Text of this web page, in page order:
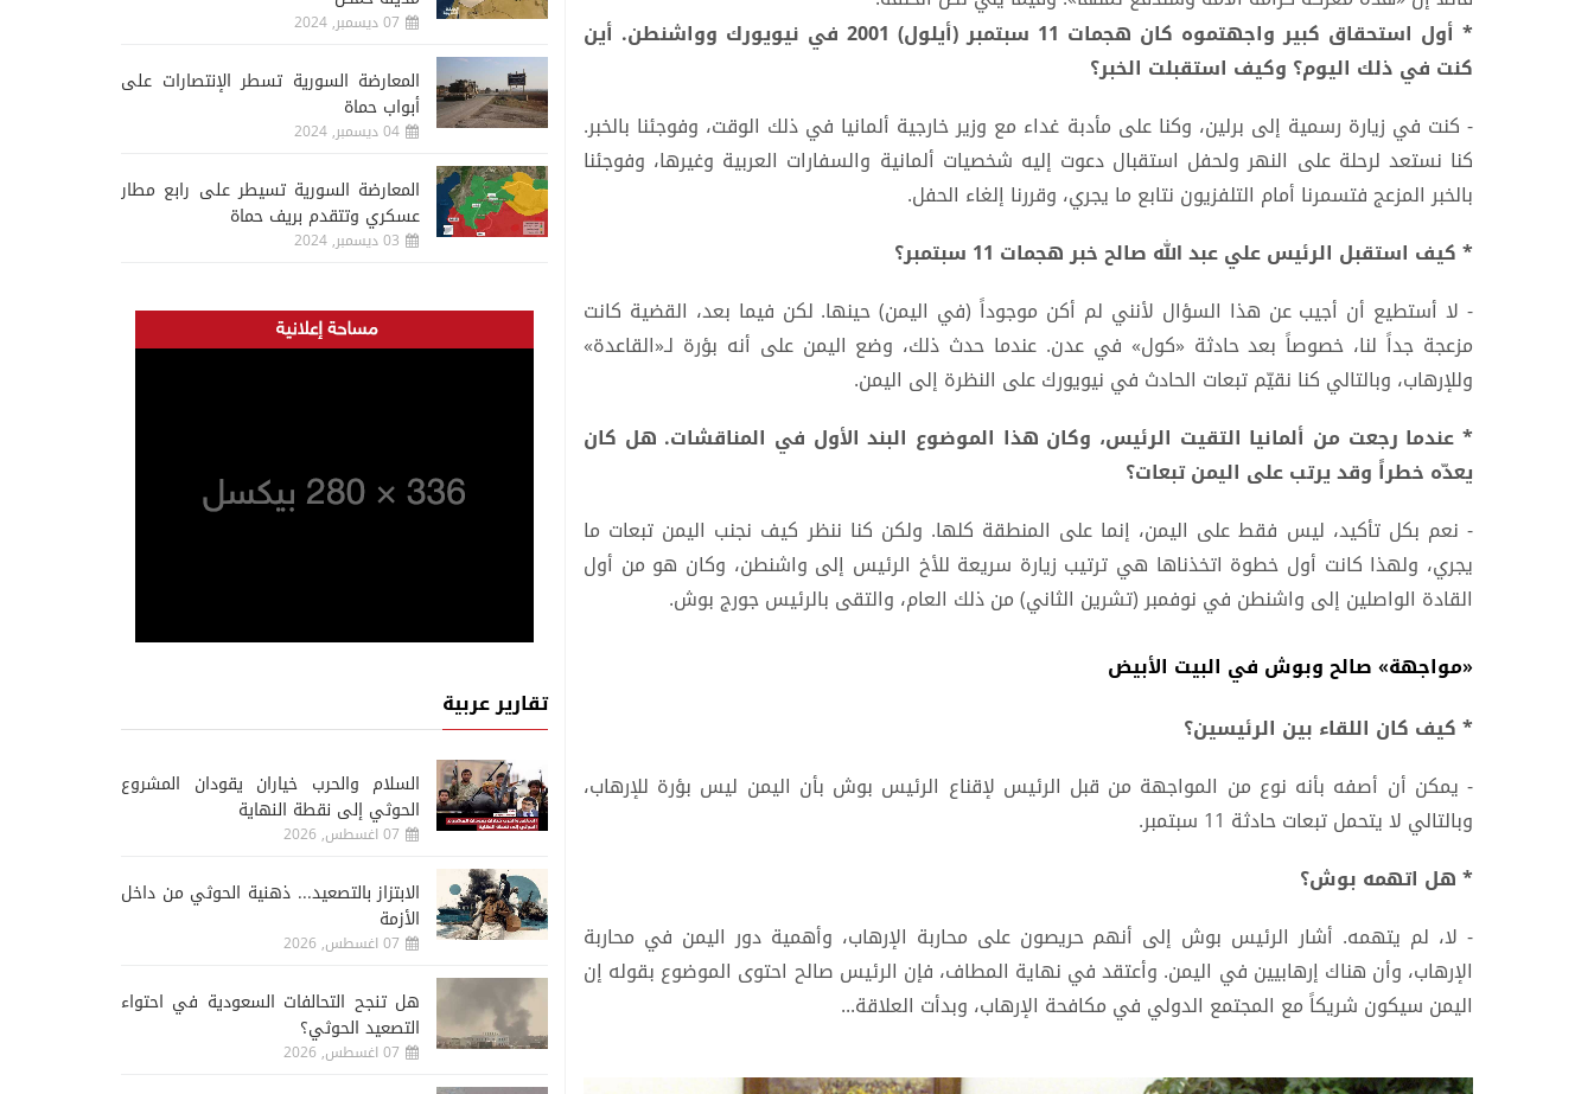
* أول استحقاق كبير واجهتموه كان هجمات 11 سبتمبر (أيلول) 2001 في نيويورك وواشنطن. أين
كنت في ذلك اليوم؟ وكيف استقبلت الخبر؟
- كنت في زيارة رسمية إلى برلين، وكنا على مأدبة غداء مع وزير خارجية ألمانيا في ذلك الوقت، وفوجئنا بالخبر.
كنا نستعد لرحلة على النهر ولحفل استقبال دعوت إليه شخصيات ألمانية والسفارات العربية وغيرها، وفوجئنا
بالخبر المزعج فتسمرنا أمام التلفزيون نتابع ما يجري، وقررنا إلغاء الحفل.
* كيف استقبل الرئيس علي عبد الله صالح خبر هجمات 11 سبتمبر؟
- لا أستطيع أن أجيب عن هذا السؤال لأنني لم أكن موجوداً (في اليمن) حينها. لكن فيما بعد، القضية كانت
مزعجة جداً لنا، خصوصاً بعد حادثة «كول» في عدن. عندما حدث ذلك، وضع اليمن على أنه بؤرة لـ«القاعدة»
وللإرهاب، وبالتالي كنا نقيّم تبعات الحادث في نيويورك على النظرة إلى اليمن.
* عندما رجعت من ألمانيا التقيت الرئيس، وكان هذا الموضوع البند الأول في المناقشات. هل كان
يعدّه خطراً وقد يرتب على اليمن تبعات؟
- نعم بكل تأكيد، ليس فقط على اليمن، إنما على المنطقة كلها. ولكن كنا ننظر كيف نجنب اليمن تبعات ما
يجري، ولهذا كانت أول خطوة اتخذناها هي ترتيب زيارة سريعة للأخ الرئيس إلى واشنطن، وكان هو من أول
القادة الواصلين إلى واشنطن في نوفمبر (تشرين الثاني) من ذلك العام، والتقى بالرئيس جورج بوش.
«مواجهة» صالح وبوش في البيت الأبيض
* كيف كان اللقاء بين الرئيسين؟
- يمكن أن أصفه بأنه نوع من المواجهة من قبل الرئيس لإقناع الرئيس بوش بأن اليمن ليس بؤرة للإرهاب،
وبالتالي لا يتحمل تبعات حادثة 11 سبتمبر.
* هل اتهمه بوش؟
- لا، لم يتهمه. أشار الرئيس بوش إلى أنهم حريصون على محاربة الإرهاب، وأهمية دور اليمن في محاربة
الإرهاب، وأن هناك إرهابيين في اليمن. وأعتقد في نهاية المطاف، فإن الرئيس صالح احتوى الموضوع بقوله إن
اليمن سيكون شريكاً مع المجتمع الدولي في مكافحة الإرهاب، وبدأت العلاقة...
07 ديسمبر, 2024
المعارضة السورية تسطر الإنتصارات على
أبواب حماة
04 ديسمبر, 2024
المعارضة السورية تسيطر على رابع مطار
عسكري وتتقدم بريف حماة
03 ديسمبر, 2024
تقارير عربية
السلام والحرب خياران يقودان المشروع
الحوثي إلى نقطة النهاية
07 اغسطس, 2026
الابتزاز بالتصعيد... ذهنية الحوثي من داخل
الأزمة
07 اغسطس, 2026
هل تنجح التحالفات السعودية في احتواء
التصعيد الحوثي؟
07 اغسطس, 2026